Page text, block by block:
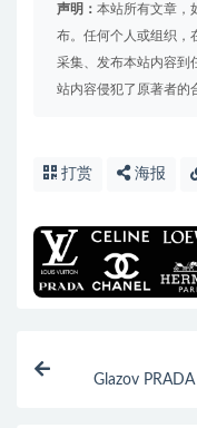
声明： 本站所有文章，
布。任何个人或组织，
采集、发布本站内容到
站内容侵犯了原著者的
打赏 海报
Glazov